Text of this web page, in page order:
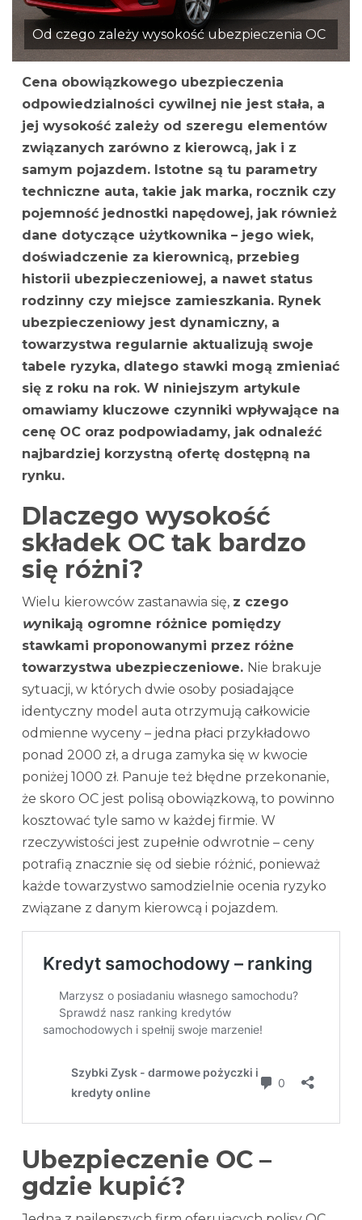
Od czego zależy wysokość ubezpieczenia OC
Cena obowiązkowego ubezpieczenia
odpowiedzialności cywilnej nie jest stała, a
jej wysokość zależy od szeregu elementów
związanych zarówno z kierowcą, jak i z
samym pojazdem. Istotne są tu parametry
techniczne auta, takie jak marka, rocznik czy
pojemność jednostki napędowej, jak również
dane dotyczące użytkownika – jego wiek,
doświadczenie za kierownicą, przebieg
historii ubezpieczeniowej, a nawet status
rodzinny czy miejsce zamieszkania. Rynek
ubezpieczeniowy jest dynamiczny, a
towarzystwa regularnie aktualizują swoje
tabele ryzyka, dlatego stawki mogą zmieniać
się z roku na rok. W niniejszym artykule
omawiamy kluczowe czynniki wpływające na
cenę OC oraz podpowiadamy, jak odnaleźć
najbardziej korzystną ofertę dostępną na
rynku.
Dlaczego wysokość
składek OC tak bardzo
się różni?
Wielu kierowców zastanawia się, z czego
wynikają ogromne różnice pomiędzy
stawkami proponowanymi przez różne
towarzystwa ubezpieczeniowe. Nie brakuje
sytuacji, w których dwie osoby posiadające
identyczny model auta otrzymują całkowicie
odmienne wyceny – jedna płaci przykładowo
ponad 2000 zł, a druga zamyka się w kwocie
poniżej 1000 zł. Panuje też błędne przekonanie,
że skoro OC jest polisą obowiązkową, to powinno
kosztować tyle samo w każdej firmie. W
rzeczywistości jest zupełnie odwrotnie – ceny
potrafią znacznie się od siebie różnić, ponieważ
każde towarzystwo samodzielnie ocenia ryzyko
związane z danym kierowcą i pojazdem.
Ubezpieczenie OC –
gdzie kupić?